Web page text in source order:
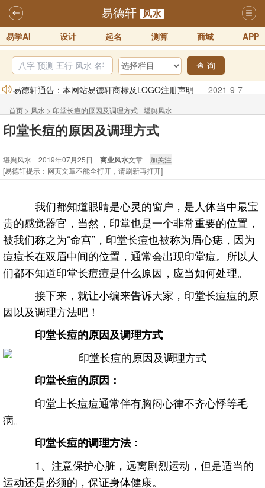
易德轩 风水
易学AI 设计 起名 测算 商城 APP
查 询
易德轩通告：本网站易德轩商标及LOGO注册声明
2021-9-7
易德轩易学ai，ai批八字紫微命理相学，ai智能体客服系统开通，欢迎
体验！！
2025-07-01
2025-07-01
2026年化太岁锦囊属马、鼠、牛、龙、兔、狗、鸡生肖化太岁开始预
2026丙午年铁笔居士精批年运说明
2025-10-12
易德轩首席风水大师铁笔居士简介！！
2021-9-2
首页 > 风水 > 印堂长痘的原因及调理方式 - 堪舆风水
印堂长痘的原因及调理方式
堪舆风水 2019年07月25日 商业风水文章
[易德轩提示：网页文章不能全打开，请刷新再打开]
我们都知道眼睛是心灵的窗户，是人体当中最宝
贵的感觉器官，当然，印堂也是一个非常重要的位置，
被我们称之为“命宫”，印堂长痘也被称为眉心痣，因为
痘痘长在双眉中间的位置，通常会出现印堂痘。所以人
们都不知道印堂长痘痘是什么原因，应当如何处理。
接下来，就让小编来告诉大家，印堂长痘痘的原
因以及调理方法吧！
印堂长痘的原因及调理方式
印堂长痘的原因：
印堂上长痘痘通常伴有胸闷心律不齐心悸等毛
病。
印堂长痘的调理方法：
1、注意保护心脏，远离剧烈运动，但是适当的
运动还是必须的，保证身体健康。